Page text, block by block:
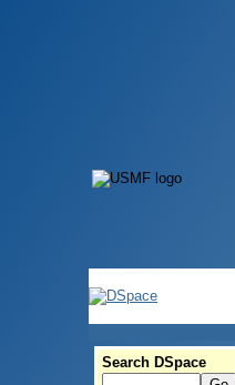
Search DSpace